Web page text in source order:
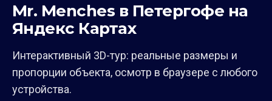
Mr. Menches в Петергофе на
Яндекс Картах
Интерактивный 3D-тур: реальные размеры и
пропорции объекта, осмотр в браузере с любого
устройства.